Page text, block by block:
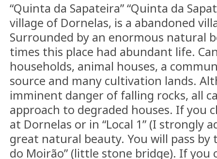
“Quinta da Sapateira” “Quinta da
village of Dornelas, is a abandoned
Surrounded by an enormous natural
times this place had abundant life.
households, animal houses, a
source and many cultivation lands.
imminent danger of falling rocks, all
approach to degraded houses. If you
at Dornelas or in “Local 1” (I strongly
great natural beauty. You will pass by
do Moirão” (little stone bridge). If you